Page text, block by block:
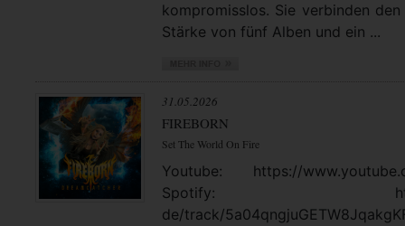
kompromisslos. Sie verbinden
Stärke von fünf Alben und ein ...
31.05.2026
FIREBORN
Set The World On Fire
Youtube: https://
Spotify: https://
de/track/